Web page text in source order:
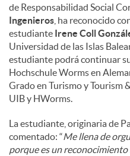
de Responsabilidad Social
Ingenieros , ha reconocido
estudiante Irene Coll
Universidad de las Islas
estudiante podrá continuar
Hochschule Worms en
Grado en Turismo y Tourism
UIB y HWorms.
La estudiante, originaria de
comentado: “Me llena de
porque es un